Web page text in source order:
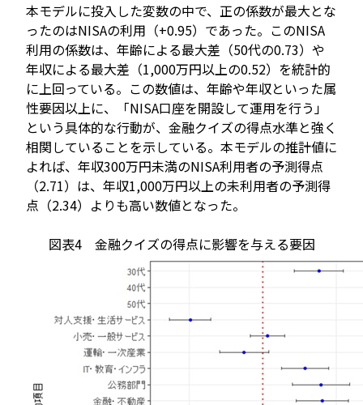
本モデルに投入した変数の中で、正の係数が最大とな
ったのはNISAの利用（+0.95）であった。このNISA
利用の係数は、年齢による最大差（50代の0.73）や
年収による最大差（1,000万円以上の0.52）を統計的
に上回っている。この数値は、年齢や年収といった属
性要因以上に、「NISA口座を開設して運用を行う」
という具体的な行動が、金融クイズの得点水準と強く
相関していることを示している。本モデルの推計値に
よれば、年収300万円未満のNISA利用者の予測得点
（2.71）は、年収1,000万円以上の未利用者の予測得
点（2.34）よりも高い数値となった。
図表4 金融クイズの得点に影響を与える要因